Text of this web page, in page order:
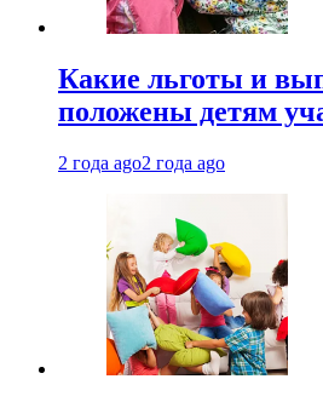
Какие льготы и
положены детям
2 года ago2 года ago